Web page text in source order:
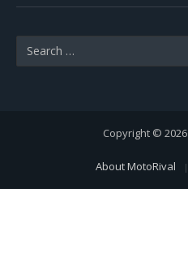
Copyright © 2026
About MotoRival